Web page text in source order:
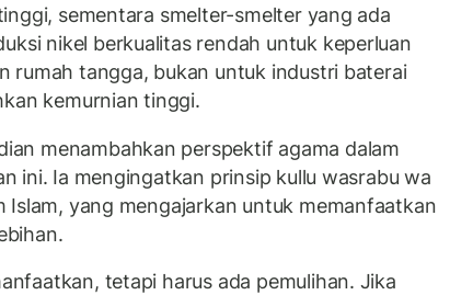
sementara smelter-smelter yang ada
nikel berkualitas rendah untuk keperluan
rumah tangga, bukan untuk industri baterai
kemurnian tinggi.
menambahkan perspektif agama dalam
ini. Ia mengingatkan prinsip kullu wasrabu wa
Islam, yang mengajarkan untuk memanfaatkan
tetapi harus ada pemulihan. Jika